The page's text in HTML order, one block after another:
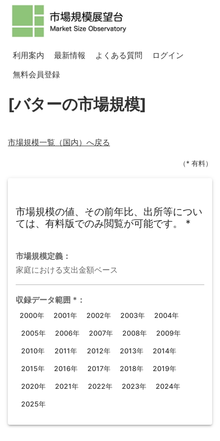
利用案内 最新情報 よくある質問
ログイン
無料会員登録
[バターの市場規模]
市場規模一覧（国内）へ戻る
（* 有料）
市場規模の値、その前年比、出所等につい
ては、有料版でのみ閲覧が可能です。
*
市場規模定義：
家庭における支出金額ベース
収録データ範囲 * ：
2000年 2001年 2002年 2003年 2004年
2005年 2006年 2007年 2008年 2009年
2010年 2011年 2012年 2013年 2014年
2015年 2016年 2017年 2018年 2019年
2020年 2021年 2022年 2023年 2024年
2025年